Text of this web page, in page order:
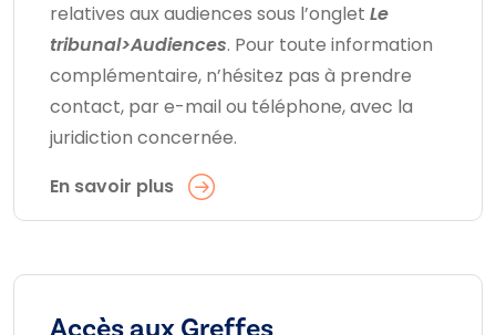
relatives aux audiences sous l’onglet Le
tribunal>Audiences. Pour toute information
complémentaire, n’hésitez pas à prendre
contact, par e-mail ou téléphone, avec la
juridiction concernée.
En savoir plus
Accès aux Greffes